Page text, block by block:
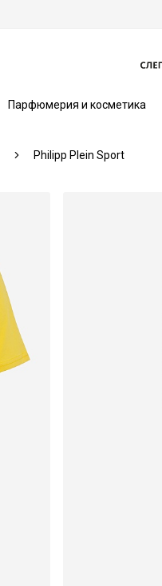
Парфюмерия и косметика
Philipp Plein Sport